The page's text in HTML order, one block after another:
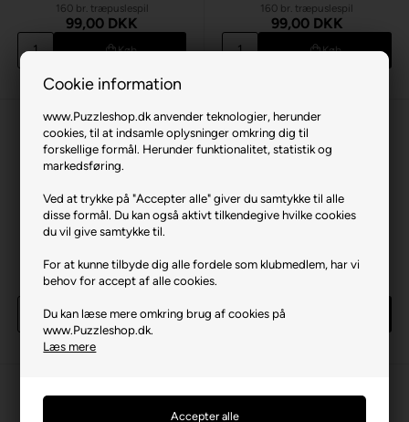
Cookie information
www.Puzzleshop.dk anvender teknologier, herunder
cookies, til at indsamle oplysninger omkring dig til
forskellige formål. Herunder funktionalitet, statistik og
markedsføring.
Ved at trykke på "Accepter alle" giver du samtykke til alle
disse formål. Du kan også aktivt tilkendegive hvilke cookies
du vil give samtykke til.
For at kunne tilbyde dig alle fordele som klubmedlem, har vi
behov for accept af alle cookies.
Du kan læse mere omkring brug af cookies på
www.Puzzleshop.dk.
Læs mere
160 br. træpuslespil
99,00 DKK
Køb
160 br. træpuslespil
99,00 DKK
Køb
Gem
160 br. træpuslespil
99,00 DKK
Køb
2 stk
på lager
160 br. træpuslespil